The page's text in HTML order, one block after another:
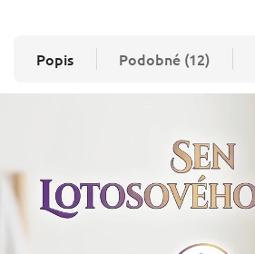
Popis Podobné (12)